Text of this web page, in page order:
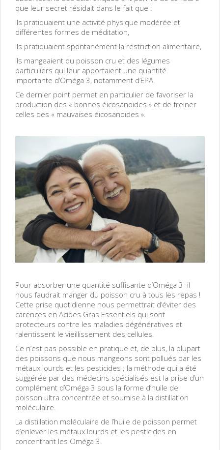
que leur secret résidait dans le fait que :
Ils pratiquaient une activité physique modérée et
différentes formes de méditation,
Ils pratiquaient spontanément la restriction alimentaire,
Ils mangeaient du poisson cru et des légumes
particuliers qui leur apportaient une quantité
importante d’Oméga 3, notamment d’EPA.
Ce dernier point permet en particulier de favoriser la
production des « bonnes éicosanoïdes » et de freiner
celles des « mauvaises éicosanoïdes ».
Pour absorber une quantité suffisante d’Oméga 3 il
nous faudrait manger du poisson cru à tous les repas !
Cette prise quotidienne nous permettrait d’éviter des
carences en Acides Gras Essentiels qui sont
protecteurs contre les maladies dégénératives et
ralentissent le vieillissement des cellules.
Ce n’est pas possible en pratique et, de plus, la plupart
des poissons que nous mangeons sont pollués par les
métaux lourds et les pesticides ; la méthode qui a été
suggérée par des médecins spécialisés est la prise d’un
complément d’Oméga 3 sous la forme d’huile de
poisson ultra concentrée et soumise à la distillation
moléculaire.
La distillation moléculaire de l’huile de poisson permet
d’enlever les métaux lourds et les pesticides en
concentrant les Oméga 3.